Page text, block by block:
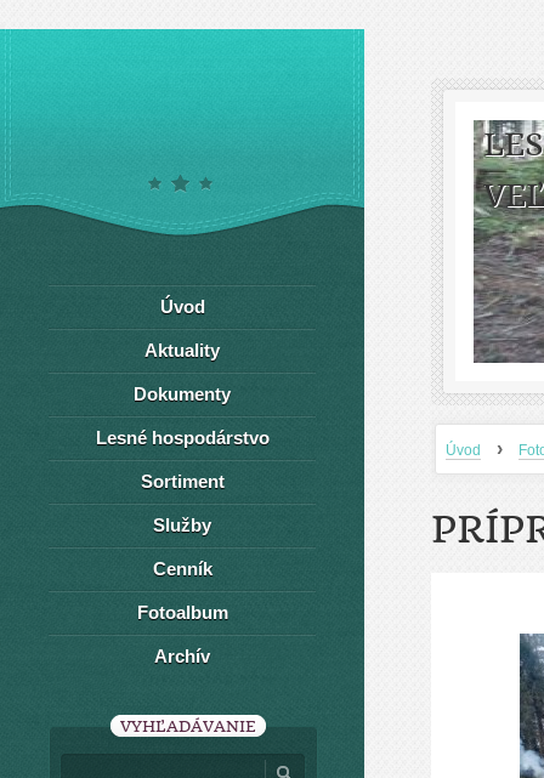
Úvod ›
Úvod
Aktuality
Dokumenty
Lesné hospodárstvo
Sortiment
Služby
Cenník
Fotoalbum
Archív
VYHĽADÁVANIE